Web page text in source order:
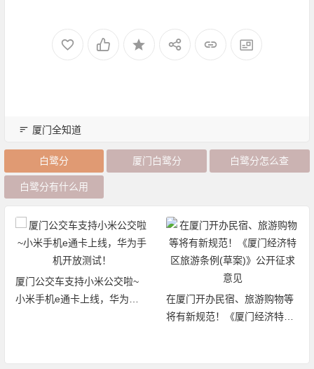
厦门全知道
白鹭分 厦门白鹭分 白鹭分怎么查
白鹭分有什么用
厦门公交车支持小米公交啦~
小米手机e通卡上线，华为手
在厦门开办民宿、旅游购物等
将有新规范！《厦门经济特区